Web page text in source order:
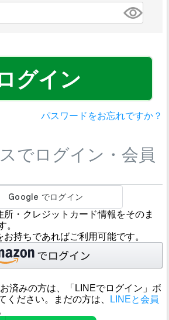
グイン
パスワードをお忘れですか？
でログイン・会員
・クレジットカード情報をそのま
。
持ちであればご利用可能です。
済みの方は、「LINEでログイン」ボ
ください。まだの方は、
LINEと会員